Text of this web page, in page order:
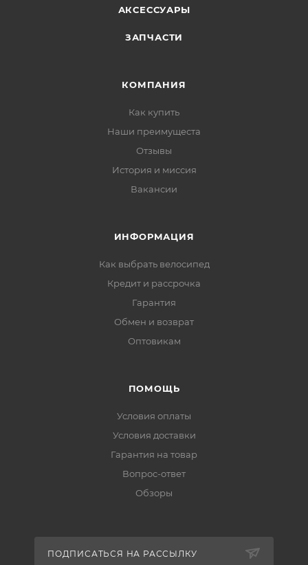
АКСЕССУАРЫ
ЗАПЧАСТИ
КОМПАНИЯ
Как купить
Наши преимущеста
Отзывы
История и миссия
Вакансии
ИНФОРМАЦИЯ
Как выбрать велосипед
Кредит и рассрочка
Гарантия
Обмен и возврат
Оптовикам
ПОМОЩЬ
Условия оплаты
Условия доставки
Гарантия на товар
Вопрос-ответ
Обзоры
ПОДПИСАТЬСЯ НА РАССЫЛКУ